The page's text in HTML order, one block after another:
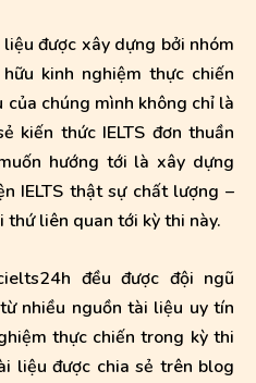
được xây dựng bởi nhóm
kinh nghiệm thực chiến
của chúng mình không chỉ là
kiến thức IELTS đơn thuần
hướng tới là xây dựng
IELTS thật sự chất lượng –
liên quan tới kỳ thi này.
đều được đội ngũ
nhiều nguồn tài liệu uy tín
thực chiến trong kỳ thi
liệu được chia sẻ trên blog